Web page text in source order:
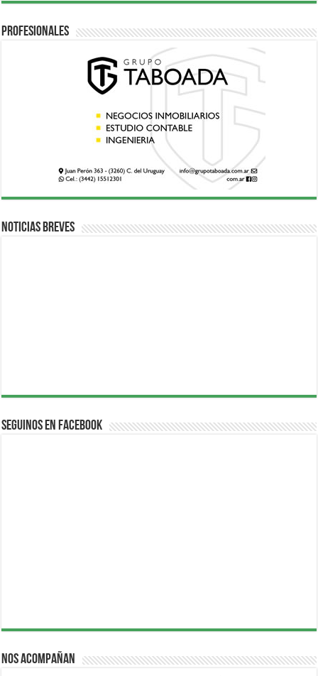
Profesionales
Noticias breves
Seguinos en Facebook
Nos acompañan